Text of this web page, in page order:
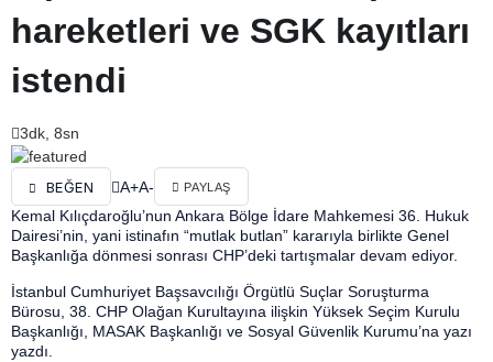
hareketleri ve SGK kayıtları
istendi
3dk, 8sn
BEĞEN A+A- PAYLAŞ
Kemal Kılıçdaroğlu’nun Ankara Bölge İdare Mahkemesi 36. Hukuk
Dairesi’nin, yani istinafın “mutlak butlan” kararıyla birlikte Genel
Başkanlığa dönmesi sonrası CHP’deki tartışmalar devam ediyor.
İstanbul Cumhuriyet Başsavcılığı Örgütlü Suçlar Soruşturma
Bürosu, 38. CHP Olağan Kurultayına ilişkin Yüksek Seçim Kurulu
Başkanlığı, MASAK Başkanlığı ve Sosyal Güvenlik Kurumu’na yazı
yazdı.